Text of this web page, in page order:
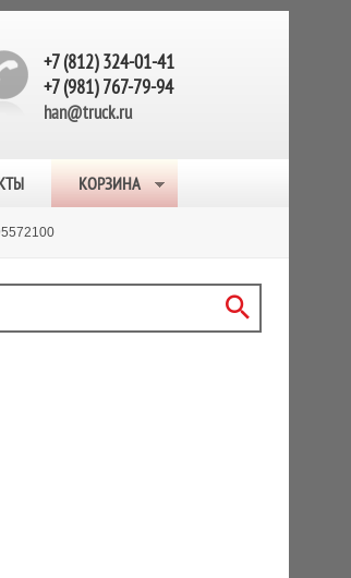
+7 (812) 324-01-41
+7 (981) 767-79-94
han@truck.ru
КОРЗИНА